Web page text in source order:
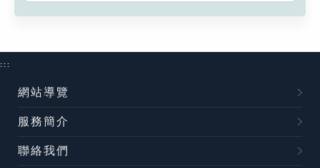
:::
網站導覽
服務簡介
聯絡我們